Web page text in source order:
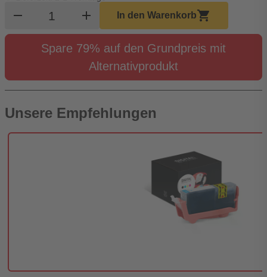
remove Produkt Warenkorb Menge
add In den Warenkorbshopping_cart
Spare 79% auf den Grundpreis mit
Alternativprodukt
Unsere Empfehlungen